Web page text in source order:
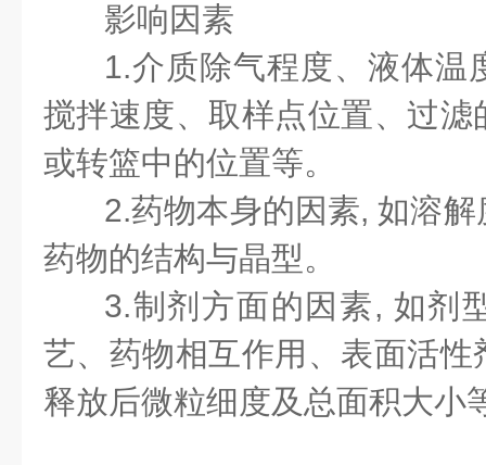
影响因素
1.介质除气程度、液体温
搅拌速度、取样点位置、过
或转篮中的位置等。
2.药物本身的因素, 如溶
药物的结构与晶型。
3.制剂方面的因素, 如剂
艺、药物相互作用、表面活
释放后微粒细度及总面积大小